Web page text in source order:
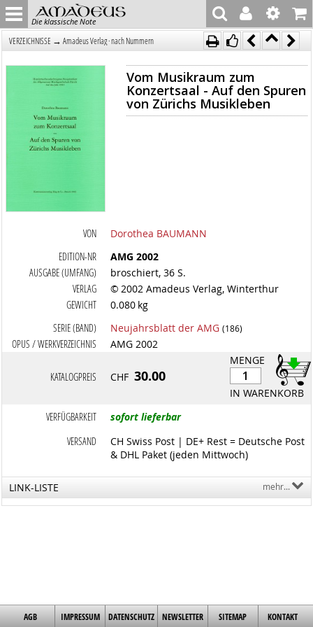
Die klassische Note
VERZEICHNISSE → Amadeus Verlag · nach Nummern
Vom Musikraum zum
Konzertsaal - Auf den Spuren
von Zürichs Musikleben
VON
Dorothea BAUMANN
EDITION-NR
AMG 2002
AUSGABE (UMFANG)
broschiert, 36 S.
VERLAG
© 2002 Amadeus Verlag, Winterthur
GEWICHT
0.080 kg
SERIE (BAND)
Neujahrsblatt der AMG (186)
OPUS / WERKVERZEICHNIS
AMG 2002
MENGE
IN WARENKORB
KATALOGPREIS CHF30.00
VERFÜGBARKEIT
sofort lieferbar
VERSAND
CH Swiss Post | DE+ Rest = Deutsche Post
& DHL Paket (jeden Mittwoch)
LINK-LISTE mehr...
AGB IMPRESSUM DATENSCHUTZ NEWSLETTER SITEMAP KONTAKT